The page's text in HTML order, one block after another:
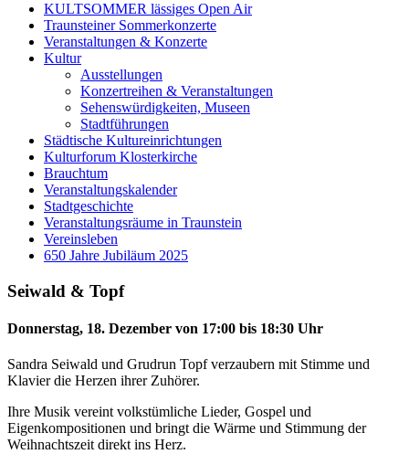
KULTSOMMER lässiges Open Air
Traunsteiner Sommerkonzerte
Veranstaltungen & Konzerte
Kultur
Ausstellungen
Konzertreihen & Veranstaltungen
Sehenswürdigkeiten, Museen
Stadtführungen
Städtische Kultureinrichtungen
Kulturforum Klosterkirche
Brauchtum
Veranstaltungskalender
Stadtgeschichte
Veranstaltungsräume in Traunstein
Vereinsleben
650 Jahre Jubiläum 2025
Seiwald & Topf
Donnerstag, 18. Dezember von 17:00 bis 18:30 Uhr
Sandra Seiwald und Grudrun Topf verzaubern mit Stimme und
Klavier die Herzen ihrer Zuhörer.
Ihre Musik vereint volkstümliche Lieder, Gospel und
Eigenkompositionen und bringt die Wärme und Stimmung der
Weihnachtszeit direkt ins Herz.